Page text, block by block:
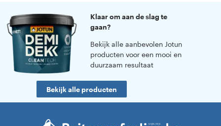
Klaar om aan de slag te
gaan?
Bekijk alle aanbevolen Jotun
producten voor een mooi en
duurzaam resultaat
Bekijk alle producten